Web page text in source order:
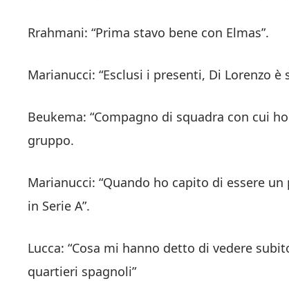
Rrahmani: “Prima stavo bene con Elmas”.
Marianucci: “Esclusi i presenti, Di Lorenzo
Beukema: “Compagno di squadra con cui
gruppo.
Marianucci: “Quando ho capito di essere
in Serie A”.
Lucca: “Cosa mi hanno detto di vedere
quartieri spagnoli”